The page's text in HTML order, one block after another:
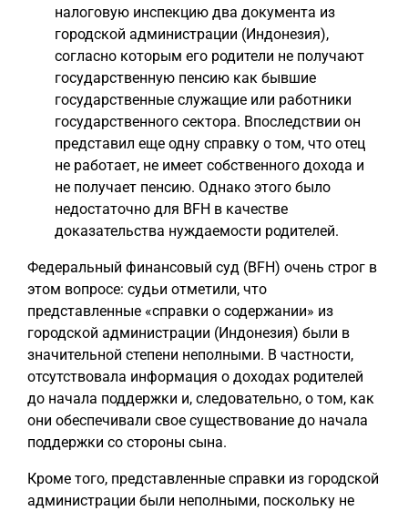
налоговую инспекцию два документа из
городской администрации (Индонезия),
согласно которым его родители не получают
государственную пенсию как бывшие
государственные служащие или работники
государственного сектора. Впоследствии он
представил еще одну справку о том, что отец
не работает, не имеет собственного дохода и
не получает пенсию. Однако этого было
недостаточно для BFH в качестве
доказательства нуждаемости родителей.
Федеральный финансовый суд (BFH) очень строг в
этом вопросе: судьи отметили, что
представленные «справки о содержании» из
городской администрации (Индонезия) были в
значительной степени неполными. В частности,
отсутствовала информация о доходах родителей
до начала поддержки и, следовательно, о том, как
они обеспечивали свое существование до начала
поддержки со стороны сына.
Кроме того, представленные справки из городской
администрации были неполными, поскольку не